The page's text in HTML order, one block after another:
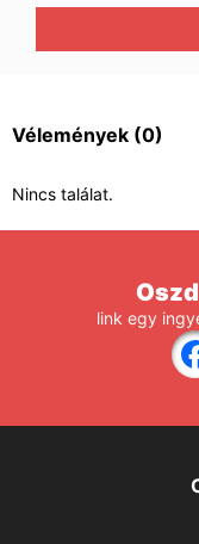
Vélemények (0)
Nincs találat.
link egy